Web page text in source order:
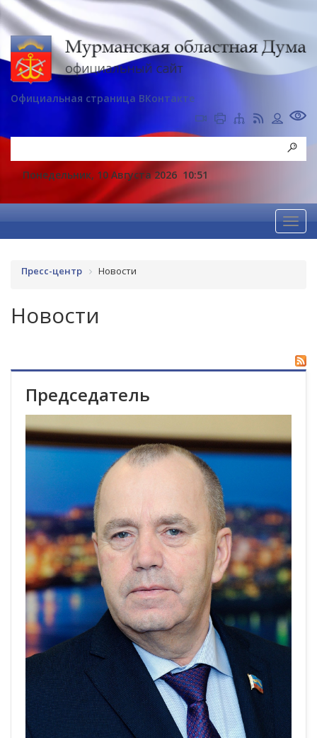
Официальная страница ВКонтакте
Понедельник, 10 Августа 2026 10:51
Пресс-центр Новости
Новости
Председатель